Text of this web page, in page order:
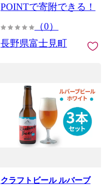
POINTで寄附できる！
（0）
長野県富士見町
クラフトビール ルバーブ